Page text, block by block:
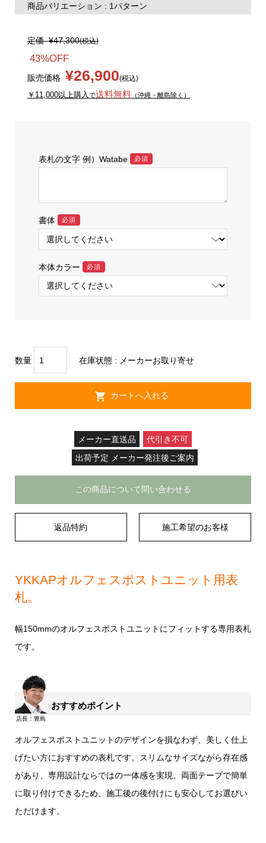
商品バリエーション : 1パターン
定価¥47,300(税込)
43%OFF
販売価格 ¥26,900(税込)
￥11,000以上購入 で送料無料（沖縄・離島除く）
表札の文字 例）Watabe 必須
書体 必須
本体カラー 必須
数量 在庫状態 : メーカーお取り寄せ
メーカー直送品
代引き不可
出荷予定 メーカー発注後ご案内
この商品について問い合わせる
返品特約 施工希望のお客様
YKKAPオルフェスポストユニット用表
札。
幅150mmのオルフェスポストユニットにフィットする専用表札
です。
おすすめポイント
オルフェスポストユニットのデザインを損なわず、美しく仕上
げたい方におすすめの表札です。スリムなサイズながら存在感
があり、専用設計ならではの一体感を実現。両面テープで簡単
に取り付けできるため、施工後の後付けにも安心してお選びい
ただけます。